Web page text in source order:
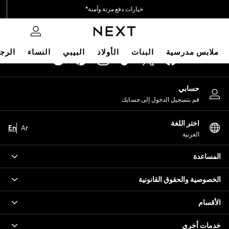
خيارات دفع مرنة وآمنة*
ملابس مدرسية البنات الأولاد البيبي النساء
HOLIDAY SHOP
Holiday Shop
Modest Holiday Outfits
Sunset Styles
Summer Nightwear
Occasionwear
Girls' Travel Styles
Occasionwear
Sets & Outfits
An error occurred on client
حسابي
قم بتسجيل الدخول إلى حسابك
اختر اللغة
العربية
Ar
En
المساعدة
الخصوصية والحقوق القانونية
الأقسام
خدمات أخرى